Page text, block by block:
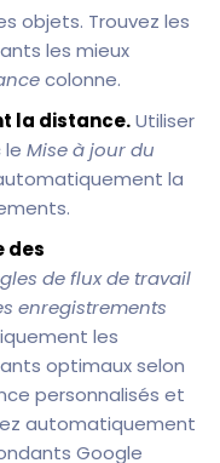
objets. Trouvez les
les mieux
colonne.
la distance.Utiliser
le Mise à jour du
la
des
de flux de travail
enregistrements
les
optimaux selon
personnalisés et
automatiquement
Google